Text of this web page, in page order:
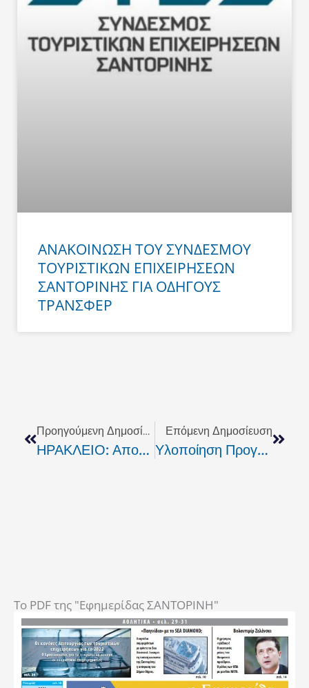
ΑΝΑΚΟΙΝΩΣΗ ΤΟΥ ΣΥΝΔΕΣΜΟΥ
ΤΟΥΡΙΣΤΙΚΩΝ ΕΠΙΧΕΙΡΗΣΕΩΝ
ΣΑΝΤΟΡΙΝΗΣ ΓΙΑ ΟΔΗΓΟΥΣ
ΤΡΑΝΣΦΕΡ
Προηγούμενη Δημοσίευση
ΗΡΑΚΛΕΙΟ: Αποφάσεις Διοικητικού Συμβουλίου Της ΚΕΔΚΕ
Επόμενη Δημοσίευση
Υλοποίηση Προγραμμάτων Για Την Εκπαίδευση Μηχανικών
To PDF της "Εφημερίδας ΣΑΝΤΟΡΙΝΗ"